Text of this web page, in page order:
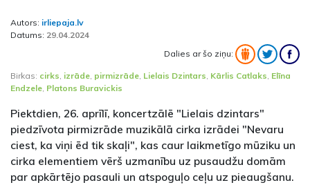
Autors: irliepaja.lv
Datums: 29.04.2024
Dalies ar šo ziņu:
Birkas: cirks, izrāde, pirmizrāde, Lielais Dzintars, Kārlis Catlaks, Elīna
Endzele, Platons Buravickis
Piektdien, 26. aprīlī, koncertzālē "Lielais dzintars"
piedzīvota pirmizrāde muzikālā cirka izrādei "Nevaru
ciest, ka viņi ēd tik skaļi", kas caur laikmetīgo mūziku un
cirka elementiem vērš uzmanību uz pusaudžu domām
par apkārtējo pasauli un atspoguļo ceļu uz pieaugšanu.